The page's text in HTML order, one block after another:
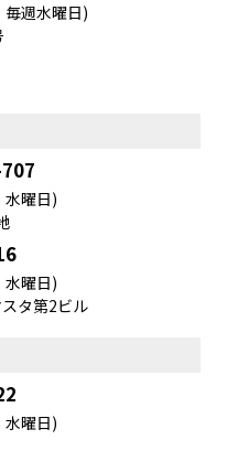
週水曜日)
水曜日)
水曜日)
タ第2ビル
水曜日)